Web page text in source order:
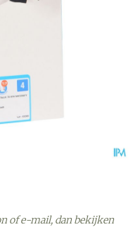
of e-mail, dan bekijken